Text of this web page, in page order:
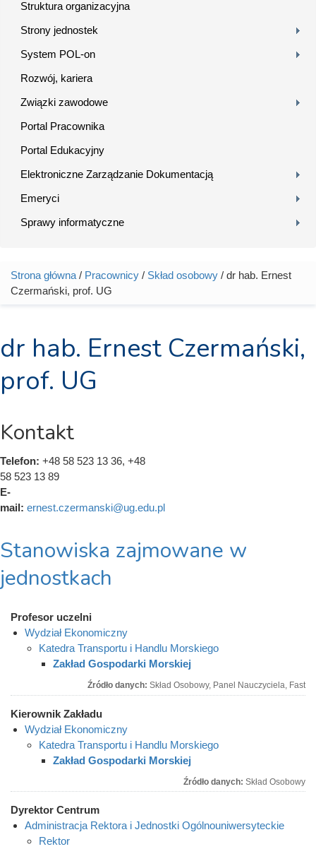
Struktura organizacyjna
Strony jednostek
System POL-on
Rozwój, kariera
Związki zawodowe
Portal Pracownika
Portal Edukacyjny
Elektroniczne Zarządzanie Dokumentacją
Emeryci
Sprawy informatyczne
Jesteś tutaj
Strona główna / Pracownicy / Skład osobowy / dr hab. Ernest
Czermański, prof. UG
dr hab. Ernest Czermański,
prof. UG
Kontakt
Telefon: +48 58 523 13 36, +48
58 523 13 89
E-
mail: ernest.czermanski@ug.edu.pl
Stanowiska zajmowane w
jednostkach
Profesor uczelni
Wydział Ekonomiczny
Katedra Transportu i Handlu Morskiego
Zakład Gospodarki Morskiej
Źródło danych: Skład Osobowy, Panel Nauczyciela, Fast
Kierownik Zakładu
Wydział Ekonomiczny
Katedra Transportu i Handlu Morskiego
Zakład Gospodarki Morskiej
Źródło danych: Skład Osobowy
Dyrektor Centrum
Administracja Rektora i Jednostki Ogólnouniwersyteckie
Rektor